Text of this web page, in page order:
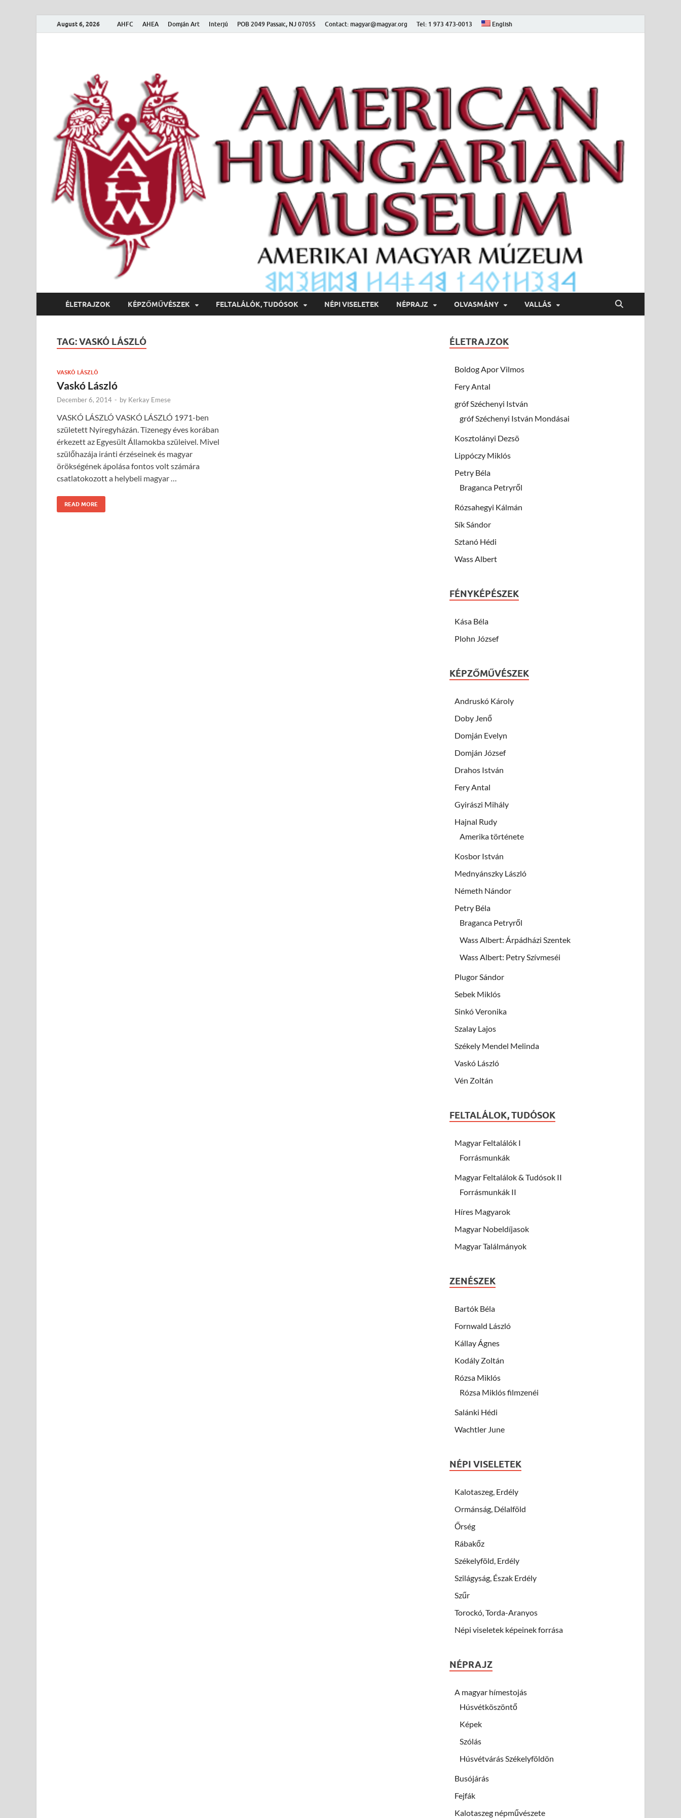
August 6, 2026 AHFC AHEA Domján Art Interjú POB 2049 Passaic, NJ 07055 Contact: magyar@magyar.org Tel: 1 973 473-0013 English
Amerikai Magyar Múzeum
ÉLETRAJZOK KÉPZŐMŰVÉSZEK FELTALÁLÓK, TUDÓSOK NÉPI VISELETEK NÉPRAJZ OLVASMÁNY VALLÁS
TAG:VASKÓ LÁSZLÓ
VASKÓ LÁSZLÓ
Vaskó László
December 6, 2014 - by Kerkay Emese
VASKÓ LÁSZLÓ VASKÓ LÁSZLÓ 1971-ben
született Nyíregyházán. Tizenegy éves korában
érkezett az Egyesült Államokba szüleivel. Mivel
szülőhazája iránti érzéseinek és magyar
örökségének ápolása fontos volt számára
csatlatokozott a helybeli magyar …
READ MORE
ÉLETRAJZOK
Boldog Apor Vilmos
Fery Antal
gróf Széchenyi István
gróf Széchenyi István Mondásai
Kosztolányi Dezsö
Lippóczy Miklós
Petry Béla
Braganca Petryről
Rózsahegyi Kálmán
Sík Sándor
Sztanó Hédi
Wass Albert
FÉNYKÉPÉSZEK
Kása Béla
Plohn József
KÉPZŐMŰVÉSZEK
Andruskó Károly
Doby Jenő
Domján Evelyn
Domján József
Drahos István
Fery Antal
Gyirászi Mihály
Hajnal Rudy
Amerika története
Kosbor István
Mednyánszky László
Németh Nándor
Petry Béla
Braganca Petryről
Wass Albert: Árpádházi Szentek
Wass Albert: Petry Szívmeséi
Plugor Sándor
Sebek Miklós
Sinkó Veronika
Szalay Lajos
Székely Mendel Melinda
Vaskó László
Vén Zoltán
FELTALÁLOK, TUDÓSOK
Magyar Feltalálók I
Forrásmunkák
Magyar Feltalálok & Tudósok II
Forrásmunkák II
Híres Magyarok
Magyar Nobeldíjasok
Magyar Találmányok
ZENÉSZEK
Bartók Béla
Fornwald László
Kállay Ágnes
Kodály Zoltán
Rózsa Miklós
Rózsa Miklós filmzenéi
Salánki Hédi
Wachtler June
NÉPI VISELETEK
Kalotaszeg, Erdély
Ormánság, Délalföld
Őrség
Rábakőz
Székelyföld, Erdély
Szilágyság, Észak Erdély
Szűr
Torockó, Torda-Aranyos
Népi viseletek képeinek forrása
NÉPRAJZ
A magyar hímestojás
Húsvétköszöntő
Képek
Szólás
Húsvétvárás Székelyföldön
Busójárás
Fejfák
Kalotaszeg népművészete